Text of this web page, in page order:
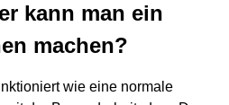
kann man ein
machen?
wie eine normale